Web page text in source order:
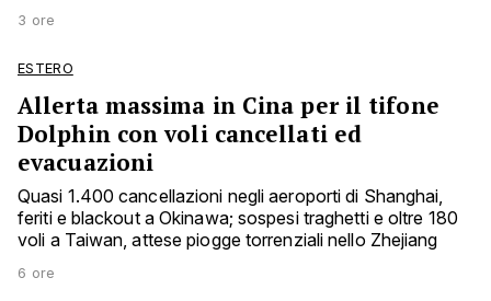
3 ore
ESTERO
Allerta massima in Cina per il tifone
Dolphin con voli cancellati ed
evacuazioni
Quasi 1.400 cancellazioni negli aeroporti di Shanghai,
feriti e blackout a Okinawa; sospesi traghetti e oltre 180
voli a Taiwan, attese piogge torrenziali nello Zhejiang
6 ore